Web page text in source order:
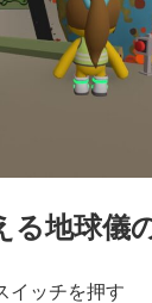
る地球儀
イッチを押す